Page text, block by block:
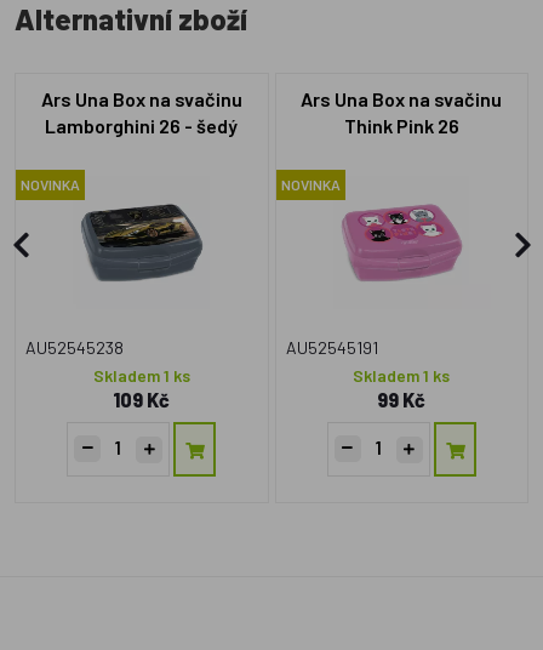
Alternativní zboží
Ars Una Box na svačinu
Lamborghini 26 - šedý
NOVINKA
AU52545238
Skladem 1 ks
109 Kč
Ars Una Box na svačinu
Think Pink 26
NOVINKA
AU52545191
Skladem 1 ks
99 Kč